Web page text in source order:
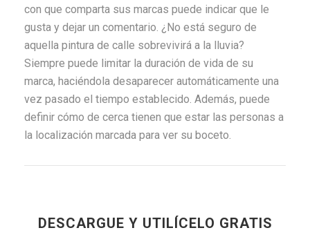
con que comparta sus marcas puede indicar que le
gusta y dejar un comentario. ¿No está seguro de
aquella pintura de calle sobrevivirá a la lluvia?
Siempre puede limitar la duración de vida de su
marca, haciéndola desaparecer automáticamente una
vez pasado el tiempo establecido. Además, puede
definir cómo de cerca tienen que estar las personas a
la localización marcada para ver su boceto.
DESCARGUE Y UTILÍCELO GRATIS